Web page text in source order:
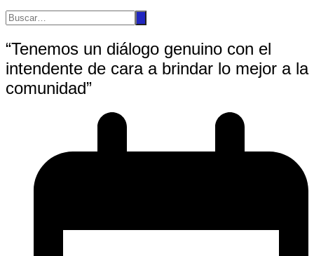
“Tenemos un diálogo genuino con el
intendente de cara a brindar lo mejor a la
comunidad”